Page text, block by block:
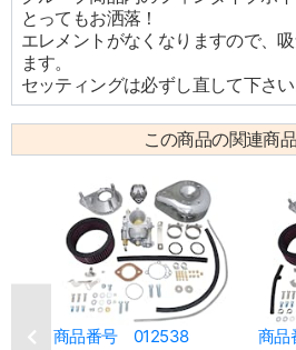
とってもお洒落！
エレメントがなくなりますので、
ます。
セッティングは必ずし直して下さい
この商品の関連商品
商品番号 012538 商